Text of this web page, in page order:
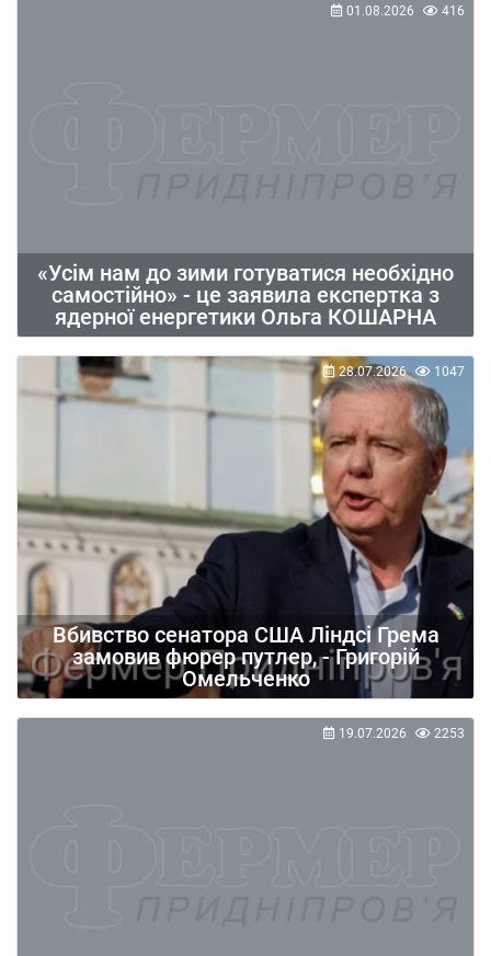
«Усім нам до зими готуватися необхідно
самостійно» - це заявила експертка з
ядерної енергетики Ольга КОШАРНА
01.08.2026 416
Вбивство сенатора США Ліндсі Грема
замовив фюрер путлер, - Григорій
Омельченко
28.07.2026 1047
19.07.2026 2253